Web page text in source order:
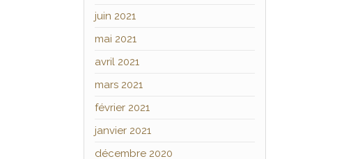
juin 2021
mai 2021
avril 2021
mars 2021
février 2021
janvier 2021
décembre 2020